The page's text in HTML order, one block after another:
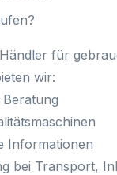
für
wir:
Informationen
bei Transport,